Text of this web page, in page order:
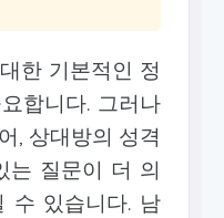
한 기본적인 정
합니다. 그러나
, 상대방의 성격
는 질문이 더 의
수 있습니다. 남